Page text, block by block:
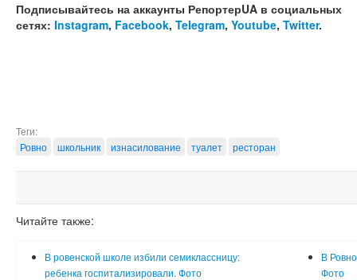
Подписывайтесь на аккаунты РепортерUA в социальных
сетях: Instagram, Facebook, Telegram, Youtube, Twitter.
Теги:
Ровно
школьник изнасилование туалет ресторан
Читайте также:
В ровенской школе избили семиклассницу:
ребенка госпитализировали. Фото
В
Фото